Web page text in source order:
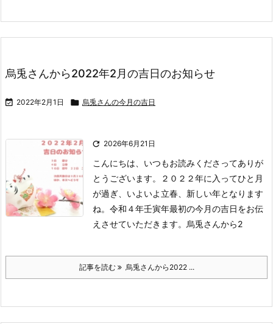
烏兎さんから2022年2月の吉日のお知らせ
 2022年2月1日  烏兎さんの今月の吉日
 2026年6月21日
こんにちは、いつもお読みくださってありが
とうございます。
２０２２年に入ってひと月
が過ぎ、いよいよ立春、新しい年となります
ね。 令和４年壬寅年最初の今月の吉日をお伝
えさせていただきます。 烏兎さんから2
記事を読む 烏兎さんから2022 ...